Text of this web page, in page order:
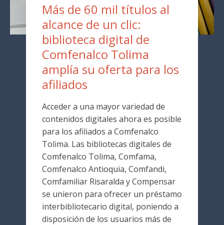
Más de 60 mil títulos al
alcance de un clic:
biblioteca digital de
Comfenalco Tolima
amplía su oferta para los
afiliados
Acceder a una mayor variedad de
contenidos digitales ahora es posible
para los afiliados a Comfenalco
Tolima. Las bibliotecas digitales de
Comfenalco Tolima, Comfama,
Comfenalco Antioquia, Comfandi,
Comfamiliar Risaralda y Compensar
se unieron para ofrecer un préstamo
interbibliotecario digital, poniendo a
disposición de los usuarios más de